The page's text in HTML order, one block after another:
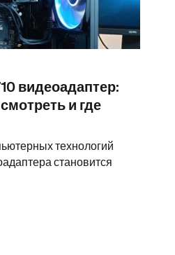
видеоадаптер:
и где
технологий
становится